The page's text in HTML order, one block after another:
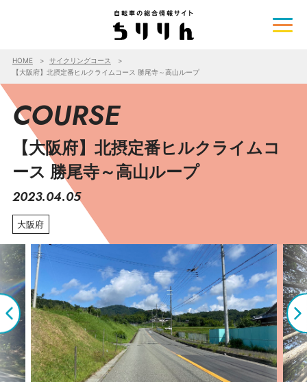
HOME
サイクリングコース
【大阪府】北摂定番ヒルクライムコース 勝尾寺～高山ループ
COURSE
【大阪府】北摂定番ヒルクライムコ
ース 勝尾寺～高山ループ
2023.04.05
大阪府